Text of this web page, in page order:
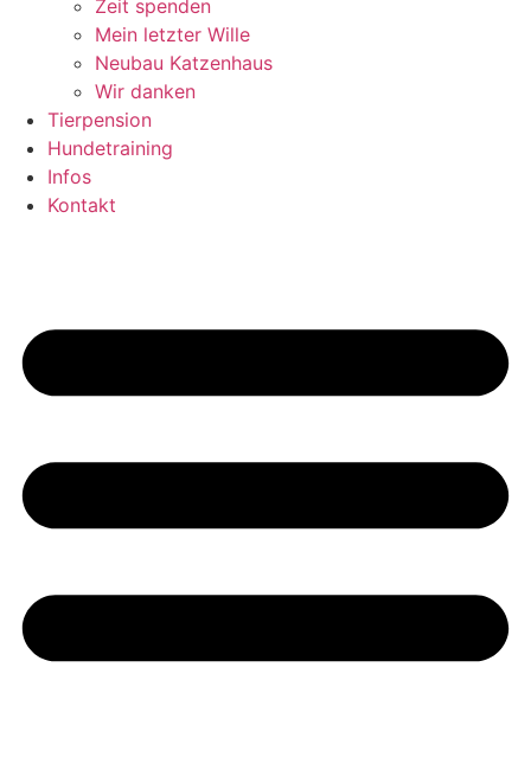
Zeit spenden
Mein letzter Wille
Neubau Katzenhaus
Wir danken
Tierpension
Hundetraining
Infos
Kontakt